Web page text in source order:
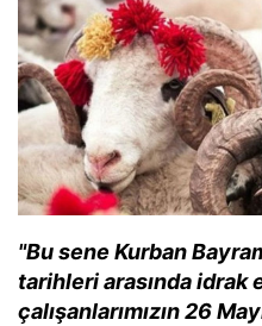
"Bu sene Kurban
tarihleri arasında idrak
çalışanlarımızın 26